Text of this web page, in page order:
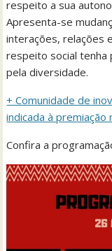
respeito a sua
Apresenta-se
interações, relações
respeito social tenha
pela diversidade.
+ Comunidade de
indicada à premiação
Confira a